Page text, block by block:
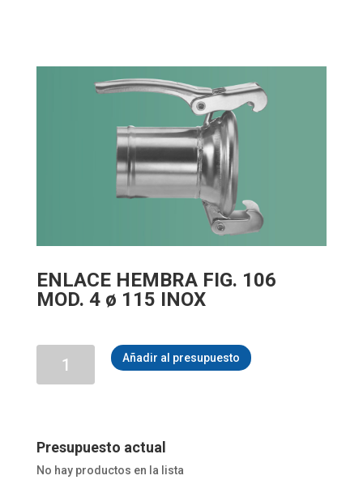
ENLACE HEMBRA FIG. 106
MOD. 4 ø 115 INOX
FIG.
ø
INOX
Añadir al presupuesto
Presupuesto actual
No hay productos en la lista